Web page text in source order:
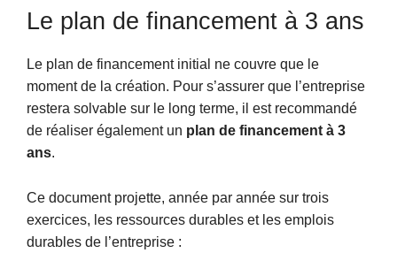
Le plan de financement à 3 ans
Le plan de financement initial ne couvre que le
moment de la création. Pour s’assurer que l’entreprise
restera solvable sur le long terme, il est recommandé
de réaliser également un plan de financement à 3
ans.
Ce document projette, année par année sur trois
exercices, les ressources durables et les emplois
durables de l’entreprise :